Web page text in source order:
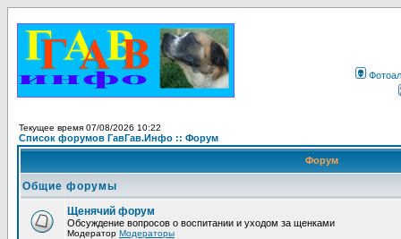
Текущее время 07/08/2026 10:22
Список форумов ГавГав.Инфо :: Форум
Форум
Общие форумы
Щенячий форум
Обсуждение вопросов о воспитании и уходом за щенками
Модератор Модераторы